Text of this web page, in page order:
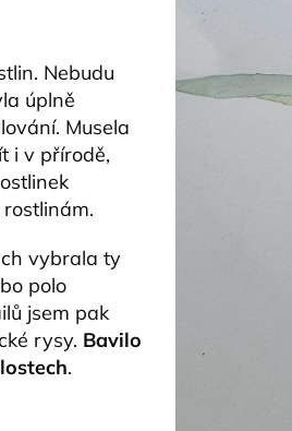
Nebudu
úplně
Musela
i v přírodě,
vybrala ty
polo
jsem pak
rysy. Bavilo
.